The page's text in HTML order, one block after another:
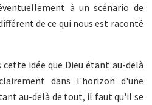
à un scénario de
de ce qui nous est raconté
idée que Dieu étant au-delà
dans l'horizon d'une
au-delà de tout, il faut qu'il se